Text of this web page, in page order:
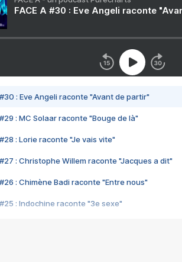
FACE A #30 : Eve Angeli raconte
#30 : Eve Angeli raconte "Avant de partir"
#29 : MC Solaar raconte "Bouge de là"
#28 : Lorie raconte "Je vais vite"
#27 : Christophe Willem raconte "Jacques a dit"
#26 : Chimène Badi raconte "Entre nous"
#25 : Indochine raconte "3e sexe"